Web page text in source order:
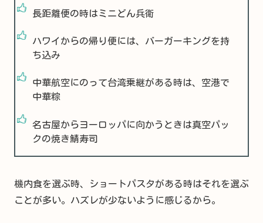
長距離便の時はミニどん兵衛
ハワイからの帰り便には、バーガーキングを持
ち込み
中華航空にのって台湾乗継がある時は、空港で
中華粽
名古屋からヨーロッパに向かうときは真空パッ
クの焼き鯖寿司
機内食を選ぶ時、ショートパスタがある時はそれを選ぶ
ことが多い。ハズレが少ないように感じるから。